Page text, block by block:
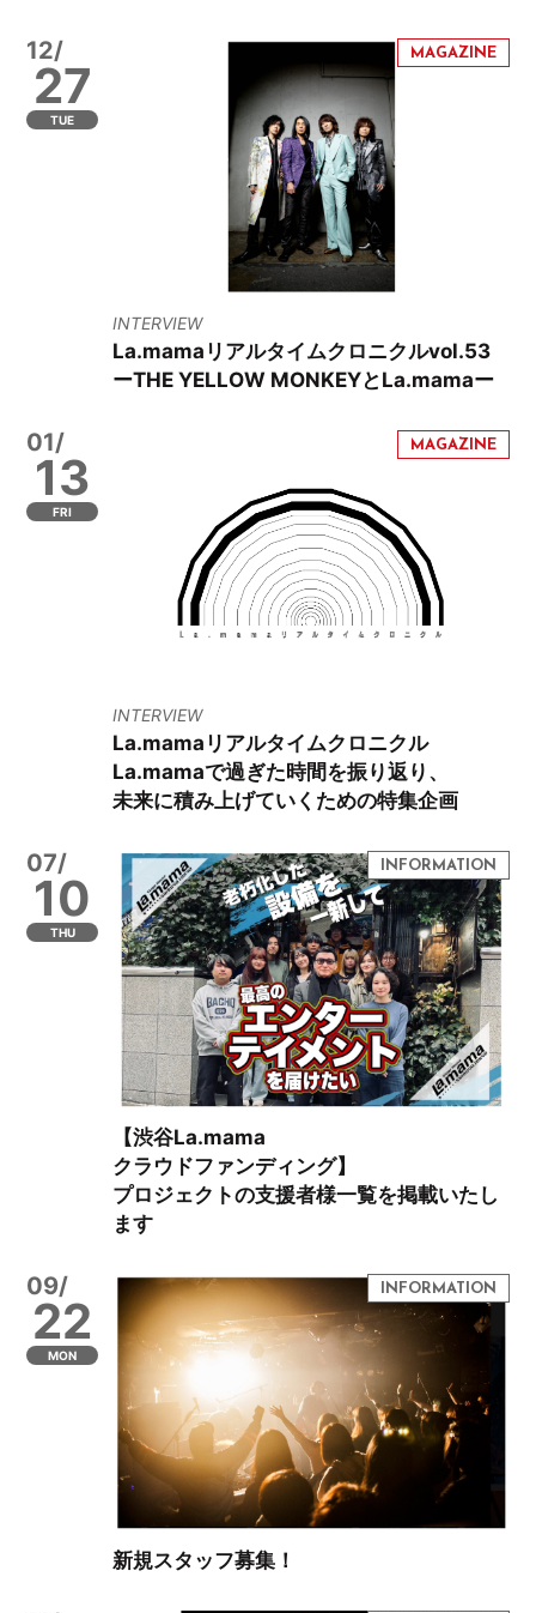
12/
27
TUE
INTERVIEW
La.mamaリアルタイムクロニクルvol.53
ーTHE YELLOW MONKEYとLa.mamaー
01/
13
FRI
INTERVIEW
La.mamaリアルタイムクロニクル
La.mamaで過ぎた時間を振り返り、
未来に積み上げていくための特集企画
07/
10
THU
【渋谷La.mama
クラウドファンディング】
プロジェクトの支援者様一覧を掲載いたし
ます
09/
22
MON
新規スタッフ募集！